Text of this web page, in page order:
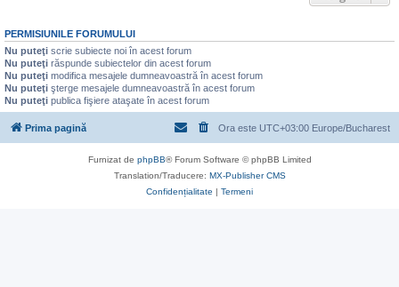
PERMISIUNILE FORUMULUI
Nu puteţi scrie subiecte noi în acest forum
Nu puteţi răspunde subiectelor din acest forum
Nu puteţi modifica mesajele dumneavoastră în acest forum
Nu puteţi şterge mesajele dumneavoastră în acest forum
Nu puteţi publica fişiere ataşate în acest forum
Prima pagină Ora este UTC+03:00 Europe/Bucharest
Furnizat de phpBB® Forum Software © phpBB Limited
Translation/Traducere: MX-Publisher CMS
Confidențialitate | Termeni